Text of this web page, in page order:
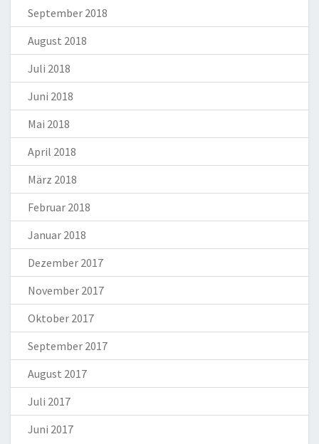
September 2018
August 2018
Juli 2018
Juni 2018
Mai 2018
April 2018
März 2018
Februar 2018
Januar 2018
Dezember 2017
November 2017
Oktober 2017
September 2017
August 2017
Juli 2017
Juni 2017